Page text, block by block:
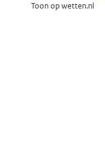
Toon op wetten.nl